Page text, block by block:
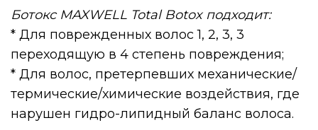
Ботокс MAXWELL Total Botox подходит:
* Для поврежденных волос 1, 2, 3, 3
переходящую в 4 степень повреждения;
* Для волос, претерпевших механические/
термические/химические воздействия, где
нарушен гидро-липидный баланс волоса.